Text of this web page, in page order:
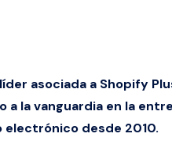
asociada a Shopify
a la vanguardia en la
desde 2010.